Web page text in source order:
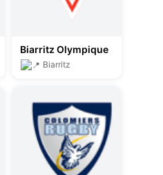
Biarritz Olympique
Biarritz